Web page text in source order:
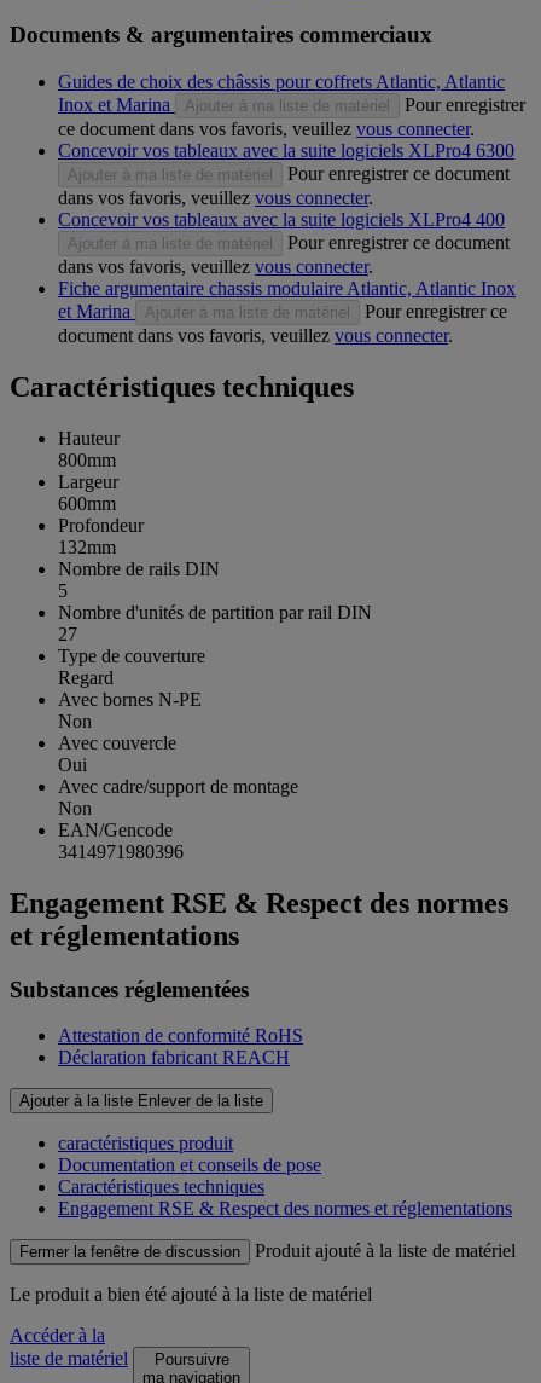
Documents & argumentaires commerciaux
Guides de choix des châssis pour coffrets Atlantic, Atlantic
Inox et Marina
Ajouter à ma liste de matériel
Pour enregistrer
ce document dans vos favoris, veuillez vous connecter.
Concevoir vos tableaux avec la suite logiciels XLPro4 6300
Ajouter à ma liste de matériel
Pour enregistrer ce document
dans vos favoris, veuillez vous connecter.
Concevoir vos tableaux avec la suite logiciels XLPro4 400
Ajouter à ma liste de matériel
Pour enregistrer ce document
dans vos favoris, veuillez vous connecter.
Fiche argumentaire chassis modulaire Atlantic, Atlantic Inox
et Marina
Ajouter à ma liste de matériel
Pour enregistrer ce
document dans vos favoris, veuillez vous connecter.
Caractéristiques techniques
Hauteur
800mm
Largeur
600mm
Profondeur
132mm
Nombre de rails DIN
5
Nombre d'unités de partition par rail DIN
27
Type de couverture
Regard
Avec bornes N-PE
Non
Avec couvercle
Oui
Avec cadre/support de montage
Non
EAN/Gencode
3414971980396
Engagement RSE & Respect des normes
et réglementations
Substances réglementées
Attestation de conformité RoHS
Déclaration fabricant REACH
Ajouter à la liste Enlever de la liste
caractéristiques produit
Documentation et conseils de pose
Caractéristiques techniques
Engagement RSE & Respect des normes et réglementations
Fermer la fenêtre de discussion Produit ajouté à la liste de matériel
Le produit a bien été ajouté à la liste de matériel
Accéder à la
liste de matériel
Poursuivre
ma navigation